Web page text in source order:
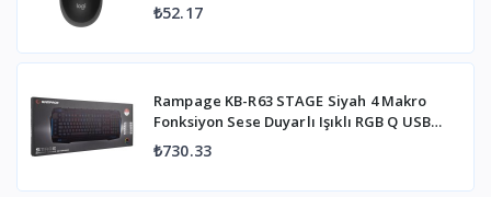
₺52.17
Rampage KB-R63 STAGE Siyah 4 Makro
Fonksiyon Sese Duyarlı Işıklı RGB Q USB
+Ses Mik Çıkışlı Oyuncu Klavyesi
₺730.33